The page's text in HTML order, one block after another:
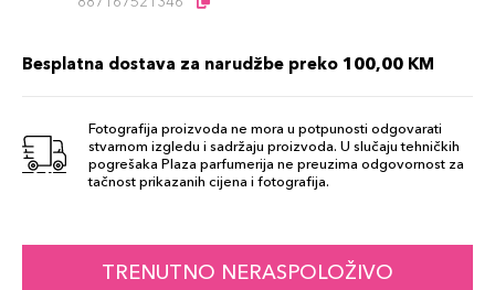
Besplatna dostava za narudžbe preko 100,00 KM
Fotografija proizvoda ne mora u potpunosti odgovarati
stvarnom izgledu i sadržaju proizvoda. U slučaju tehničkih
pogrešaka Plaza parfumerija ne preuzima odgovornost za
tačnost prikazanih cijena i fotografija.
TRENUTNO NERASPOLOŽIVO